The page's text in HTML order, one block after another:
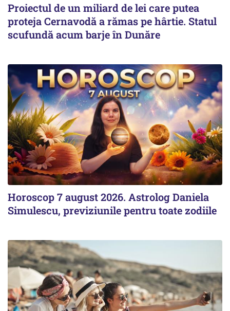
Proiectul de un miliard de lei care putea
proteja Cernavodă a rămas pe hârtie. Statul
scufundă acum barje în Dunăre
Horoscop 7 august 2026. Astrolog Daniela
Simulescu, previziunile pentru toate zodiile